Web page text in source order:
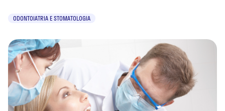
ODONTOIATRIA E STOMATOLOGIA